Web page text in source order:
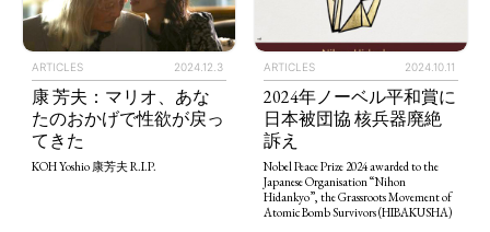
ARTICLES 2024.12.3
康 芳夫：マリオ、あな
たのおかげで性欲が戻っ
てきた
KOH Yoshio 康芳夫 R.I.P.
ARTICLES 2024.10.11
2024年ノーベル平和賞に
日本被団協 核兵器廃絶
訴え
Nobel Peace Prize 2024 awarded to the
Japanese Organisation “Nihon
Hidankyo”, the Grassroots Movement of
Atomic Bomb Survivors (HIBAKUSHA)